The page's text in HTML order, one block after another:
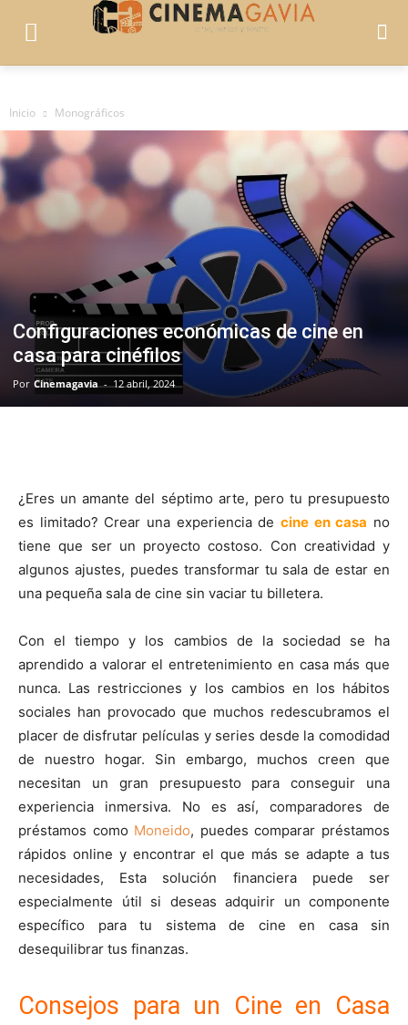
Inicio Monográficos
Configuraciones económicas de cine en
casa para cinéfilos
Por Cinemagavia - 12 abril, 2024
¿Eres un amante del séptimo arte, pero tu presupuesto
es limitado? Crear una experiencia de cine en casa no
tiene que ser un proyecto costoso. Con creatividad y
algunos ajustes, puedes transformar tu sala de estar en
una pequeña sala de cine sin vaciar tu billetera.
Con el tiempo y los cambios de la sociedad se ha
aprendido a valorar el entretenimiento en casa más que
nunca. Las restricciones y los cambios en los hábitos
sociales han provocado que muchos redescubramos el
placer de disfrutar películas y series desde la comodidad
de nuestro hogar. Sin embargo, muchos creen que
necesitan un gran presupuesto para conseguir una
experiencia inmersiva. No es así, comparadores de
préstamos como Moneido, puedes comparar préstamos
rápidos online y encontrar el que más se adapte a tus
necesidades, Esta solución financiera puede ser
especialmente útil si deseas adquirir un componente
específico para tu sistema de cine en casa sin
desequilibrar tus finanzas.
Consejos para un Cine en Casa